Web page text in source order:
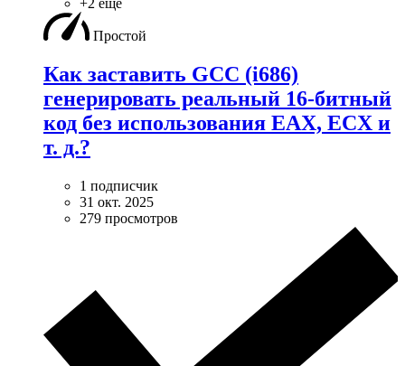
+2 ещё
Простой
Как заставить GCC (i686)
генерировать реальный 16-битный
код без использования EAX, ECX и
т. д.?
1 подписчик
31 окт. 2025
279 просмотров